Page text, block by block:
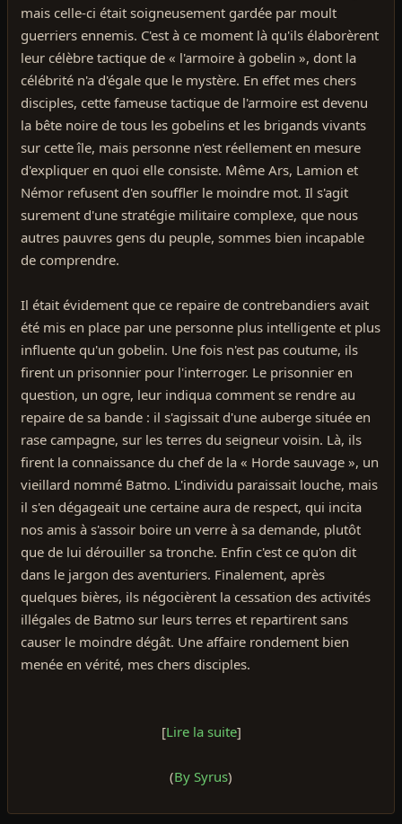
mais celle-ci était soigneusement gardée par moult
guerriers ennemis. C'est à ce moment là qu'ils élaborèrent
leur célèbre tactique de « l'armoire à gobelin », dont la
célébrité n'a d'égale que le mystère. En effet mes chers
disciples, cette fameuse tactique de l'armoire est devenu
la bête noire de tous les gobelins et les brigands vivants
sur cette île, mais personne n'est réellement en mesure
d'expliquer en quoi elle consiste. Même Ars, Lamion et
Némor refusent d'en souffler le moindre mot. Il s'agit
surement d'une stratégie militaire complexe, que nous
autres pauvres gens du peuple, sommes bien incapable
de comprendre.
Il était évidement que ce repaire de contrebandiers avait
été mis en place par une personne plus intelligente et plus
influente qu'un gobelin. Une fois n'est pas coutume, ils
firent un prisonnier pour l'interroger. Le prisonnier en
question, un ogre, leur indiqua comment se rendre au
repaire de sa bande : il s'agissait d'une auberge située en
rase campagne, sur les terres du seigneur voisin. Là, ils
firent la connaissance du chef de la « Horde sauvage », un
vieillard nommé Batmo. L'individu paraissait louche, mais
il s'en dégageait une certaine aura de respect, qui incita
nos amis à s'assoir boire un verre à sa demande, plutôt
que de lui dérouiller sa tronche. Enfin c'est ce qu'on dit
dans le jargon des aventuriers. Finalement, après
quelques bières, ils négocièrent la cessation des activités
illégales de Batmo sur leurs terres et repartirent sans
causer le moindre dégât. Une affaire rondement bien
menée en vérité, mes chers disciples.
[ Lire la suite]
(By Syrus)